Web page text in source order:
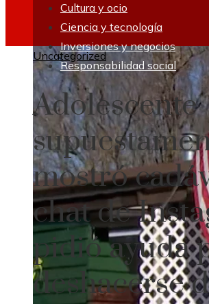
Cultura y ocio
Ciencia y tecnología
Inversiones y negocios
Responsabilidad social
Uncategorized
Adolescente
mostró
chat de
pidió ayuda
deshacerse